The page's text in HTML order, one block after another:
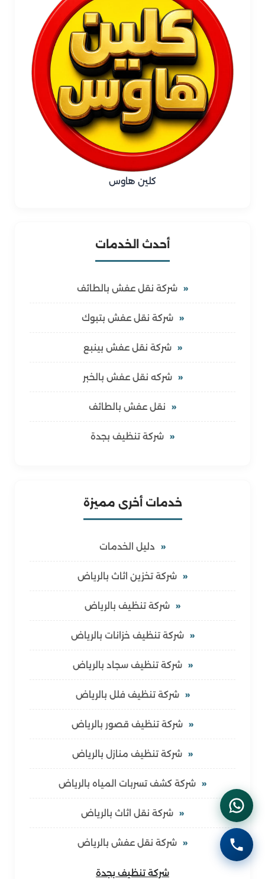
كلين هاوس
أحدث الخدمات
شركة نقل عفش بالطائف
شركة نقل عفش بتبوك
شركة نقل عفش بينبع
شركه نقل عفش بالخبر
نقل عفش بالطائف
شركة تنظيف بجدة
خدمات أخرى مميزة
دليل الخدمات
شركة تخزين اثاث بالرياض
شركة تنظيف بالرياض
شركة تنظيف خزانات بالرياض
شركة تنظيف سجاد بالرياض
شركة تنظيف فلل بالرياض
شركة تنظيف قصور بالرياض
شركة تنظيف منازل بالرياض
شركة كشف تسربات المياه بالرياض
شركة نقل اثاث بالرياض
شركة نقل عفش بالرياض
شركة تنظيف بجدة